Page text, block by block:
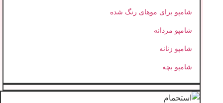
شامپو برای موهای رنگ شده
شامپو مردانه
شامپو زنانه
شامپو بچه